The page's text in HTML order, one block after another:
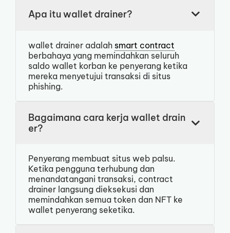
Apa itu wallet drainer?
wallet drainer adalah smart contract
berbahaya yang memindahkan seluruh
saldo wallet korban ke penyerang ketika
mereka menyetujui transaksi di situs
phishing.
Bagaimana cara kerja wallet drain
er?
Penyerang membuat situs web palsu.
Ketika pengguna terhubung dan
menandatangani transaksi, contract
drainer langsung dieksekusi dan
memindahkan semua token dan NFT ke
wallet penyerang seketika.